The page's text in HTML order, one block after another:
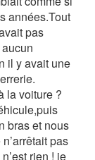
années.Tout
pas
il y avait une
la voiture ?
bras et nous
pas
rien ! je